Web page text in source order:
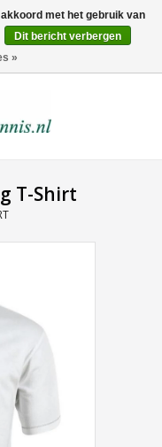
0 Artikelen - €0,00
T-Shirt
met het gebruik van
Dit bericht verbergen
»